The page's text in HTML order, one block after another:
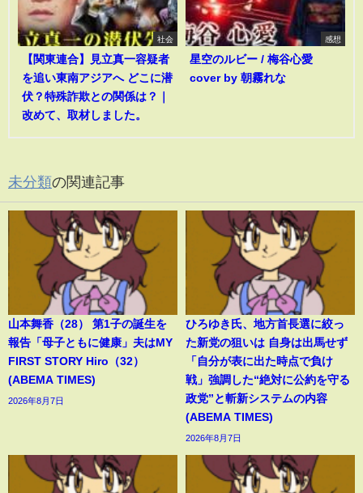
社会
【関東連合】見立真一容疑者
を追い東南アジアへ どこに潜
伏？特殊詐欺との関係は？｜
改めて、取材しました。
感想
星空のルビー / 梅谷心愛
cover by 朝霧れな
未分類の関連記事
山本舞香（28） 第1子の誕生を
報告「母子ともに健康」夫はMY
FIRST STORY Hiro（32）
(ABEMA TIMES)
2026年8月7日
ひろゆき氏、地方首長選に絞っ
た新党の狙いは 自身は出馬せず
「自分が表に出た時点で負け
戦」強調した“絶対に公約を守る
政党”と斬新システムの内容
(ABEMA TIMES)
2026年8月7日